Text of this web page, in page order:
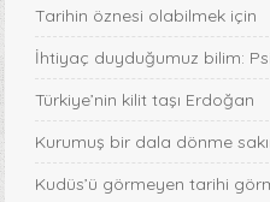
Tarihin öznesi olabilmek için
İhtiyaç duyduğumuz bilim:
Türkiye’nin kilit taşı Erdoğan
Kurumuş bir dala dönme
Kudüs’ü görmeyen tarihi